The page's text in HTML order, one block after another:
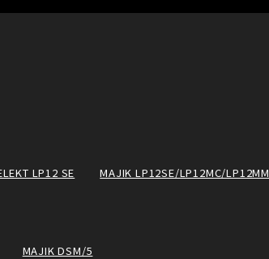
LP12 SE
MAJIK LP12SE/LP12MC/LP12MM
MAJIK DSM/5